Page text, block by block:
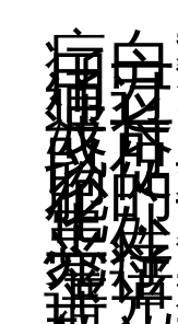
光
疗
用
通
波
或
以
胞
化
患
光
窄
谱